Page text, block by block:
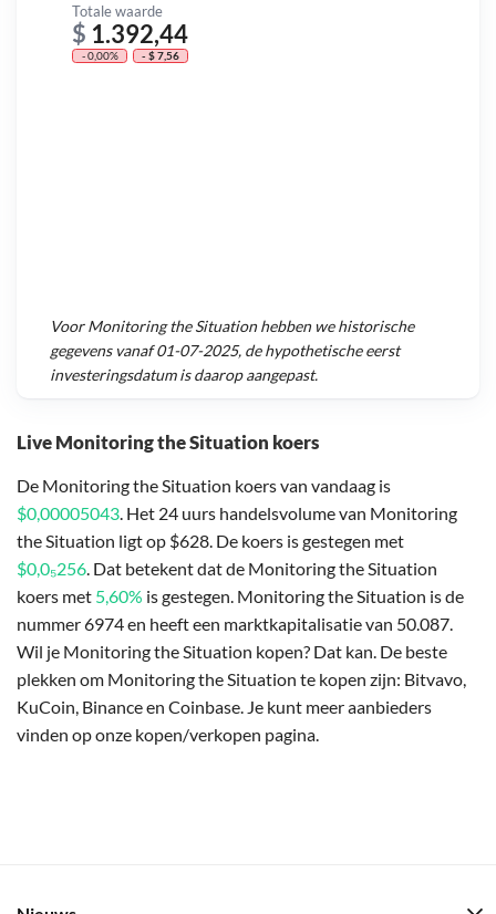
Live Monitoring the Situation koers
De Monitoring the Situation koers van vandaag is
$0,00005043. Het 24 uurs handelsvolume van Monitoring
the Situation ligt op $628. De koers is gestegen met
$0,0₅256. Dat betekent dat de Monitoring the Situation
koers met 5,60% is gestegen. Monitoring the Situation is de
nummer 6974 en heeft een marktkapitalisatie van 50.087.
Wil je Monitoring the Situation kopen? Dat kan. De beste
plekken om Monitoring the Situation te kopen zijn: Bitvavo,
KuCoin, Binance en Coinbase. Je kunt meer aanbieders
vinden op onze kopen/verkopen pagina.
Totale waarde
$ 1.392,44
- 0,00% - $ 7,56
VoorMonitoring the Situationhebben we historische
gegevens vanaf01-07-2025, de hypothetische eerst
investeringsdatum is daarop aangepast.